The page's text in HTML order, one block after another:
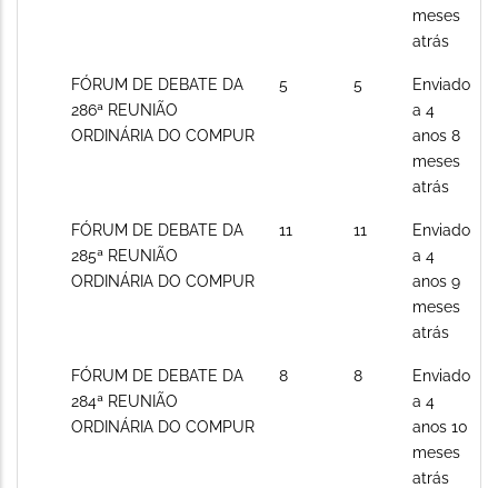
meses
atrás
Sem
novos
posts
FÓRUM DE DEBATE DA
286ª REUNIÃO
ORDINÁRIA DO COMPUR
5 5
Enviado
a 4
anos 8
meses
atrás
Sem
novos
posts
FÓRUM DE DEBATE DA
285ª REUNIÃO
ORDINÁRIA DO COMPUR
11 11
Enviado
a 4
anos 9
meses
atrás
Sem
novos
posts
FÓRUM DE DEBATE DA
284ª REUNIÃO
ORDINÁRIA DO COMPUR
8 8
Enviado
a 4
anos 10
meses
atrás